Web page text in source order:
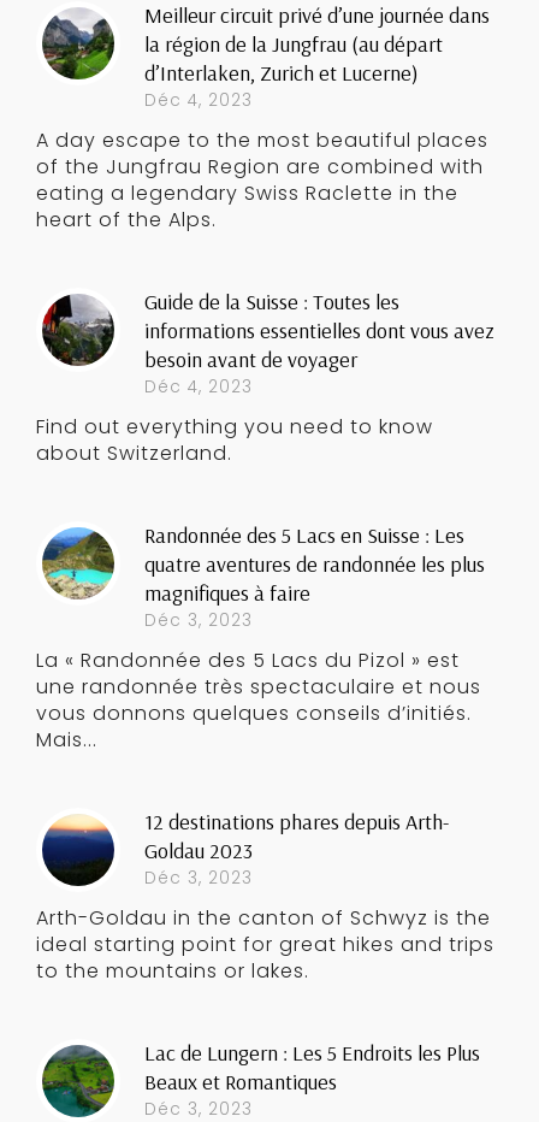
Meilleur circuit privé d’une journée dans
la région de la Jungfrau (au départ
d’Interlaken, Zurich et Lucerne)
Déc 4, 2023
A day escape to the most beautiful places
of the Jungfrau Region are combined with
eating a legendary Swiss Raclette in the
heart of the Alps.
Guide de la Suisse : Toutes les
informations essentielles dont vous avez
besoin avant de voyager
Déc 4, 2023
Find out everything you need to know
about Switzerland.
Randonnée des 5 Lacs en Suisse : Les
quatre aventures de randonnée les plus
magnifiques à faire
Déc 3, 2023
La « Randonnée des 5 Lacs du Pizol » est
une randonnée très spectaculaire et nous
vous donnons quelques conseils d’initiés.
Mais...
12 destinations phares depuis Arth-
Goldau 2023
Déc 3, 2023
Arth-Goldau in the canton of Schwyz is the
ideal starting point for great hikes and trips
to the mountains or lakes.
Lac de Lungern : Les 5 Endroits les Plus
Beaux et Romantiques
Déc 3, 2023